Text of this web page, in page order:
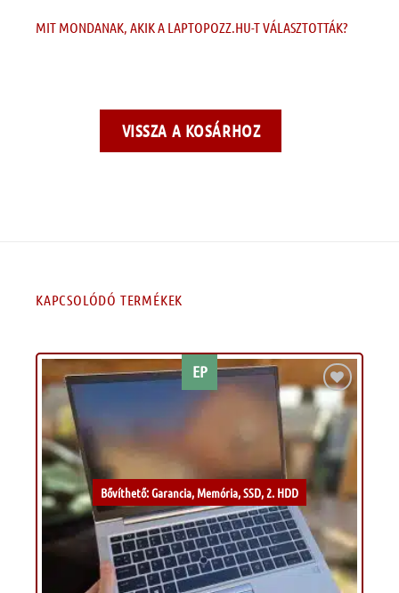
MIT MONDANAK, AKIK A LAPTOPOZZ.HU-T VÁLASZTOTTÁK?
VISSZA A KOSÁRHOZ
KAPCSOLÓDÓ TERMÉKEK
EP
Bővíthető: Garancia, Memória, SSD, 2. HDD
Kívánságlistához